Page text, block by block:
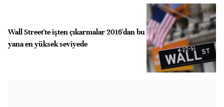
Wall Street'te işten çıkarmalar 2016'dan bu
yana en yüksek seviyede